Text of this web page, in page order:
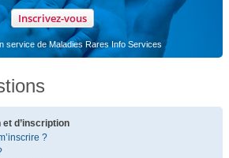
Inscrivez-vous
service de Maladies Rares Info Services
d’inscription
?